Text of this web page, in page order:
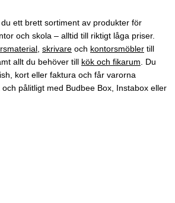
ett brett sortiment av produkter för
och skola – alltid till riktigt låga priser.
skrivare och kontorsmöbler till
allt du behöver till kök och fikarum . Du
kort eller faktura och får varorna
pålitligt med Budbee Box, Instabox eller